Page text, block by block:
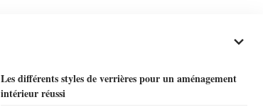
Les différents styles de verrières pour un aménagement
intérieur réussi